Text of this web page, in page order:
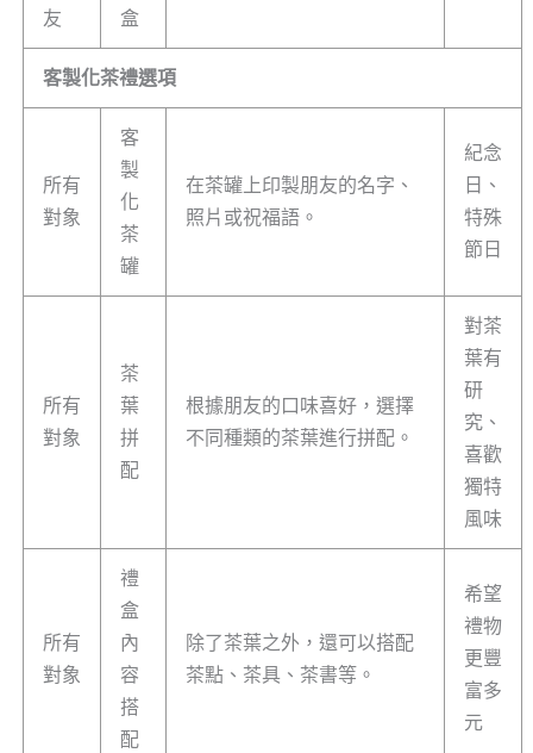
友
盒
客製化茶禮選項
所有
對象
客
製
化
茶
罐
在茶罐上印製朋友的名字、
照片或祝福語。
紀念
日、
特殊
節日
所有
對象
茶
葉
拼
配
根據朋友的口味喜好，選擇
不同種類的茶葉進行拼配。
對茶
葉有
研
究、
喜歡
獨特
風味
所有
對象
禮
盒
內
容
搭
配
除了茶葉之外，還可以搭配
茶點、茶具、茶書等。
希望
禮物
更豐
富多
元